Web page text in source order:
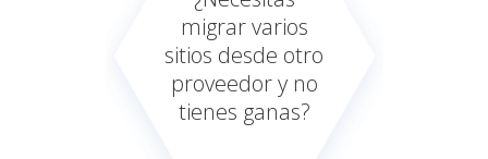
migrar varios
sitios desde otro
proveedor y no
tienes ganas?